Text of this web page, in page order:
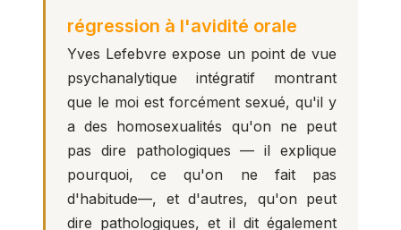
régression à l'avidité orale
Yves Lefebvre expose un point de vue
psychanalytique intégratif montrant
que le moi est forcément sexué, qu'il y
a des homosexualités qu'on ne peut
pas dire pathologiques — il explique
pourquoi, ce qu'on ne fait pas
d'habitude—, et d'autres, qu'on peut
dire pathologiques, et il dit également